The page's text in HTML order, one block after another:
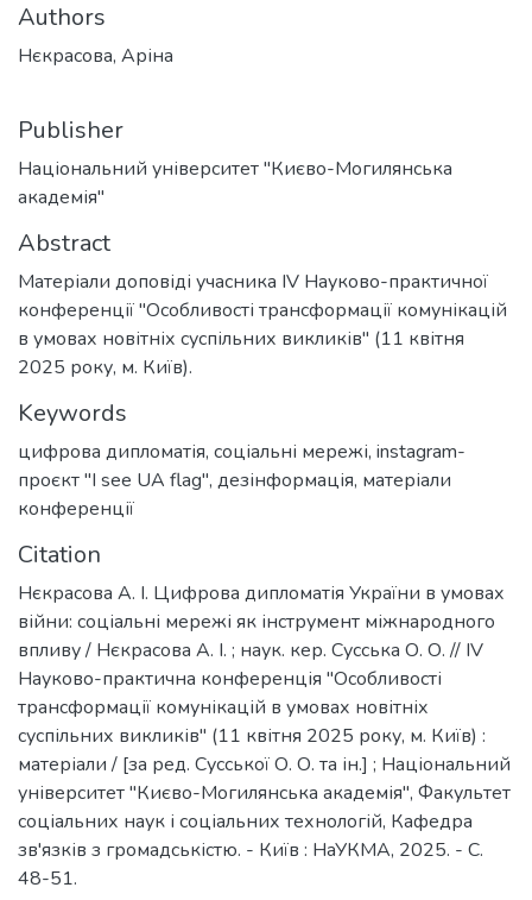
Authors
Нєкрасова, Аріна
Publisher
Національний університет "Києво-Могилянська
академія"
Abstract
Матеріали доповіді учасника ІV Науково-практичної
конференції "Особливості трансформації комунікацій
в умовах новітніх суспільних викликів" (11 квітня
2025 року, м. Київ).
Keywords
цифрова дипломатія, соціальні мережі, instagram-
проєкт "I see UA flag", дезінформація, матеріали
конференції
Citation
Нєкрасова А. І. Цифрова дипломатія України в умовах
війни: соціальні мережі як інструмент міжнародного
впливу / Нєкрасова А. І. ; наук. кер. Сусська О. О. // ІV
Науково-практична конференція "Особливості
трансформації комунікацій в умовах новітніх
суспільних викликів" (11 квітня 2025 року, м. Київ) :
матеріали / [за ред. Сусської О. О. та ін.] ; Національний
університет "Києво-Могилянська академія", Факультет
соціальних наук і соціальних технологій, Кафедра
зв'язків з громадськістю. - Київ : НаУКМА, 2025. - С.
48-51.